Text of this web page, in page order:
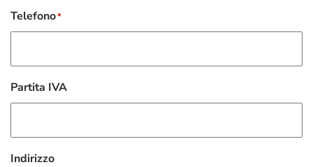
Telefono*
Partita IVA
Indirizzo